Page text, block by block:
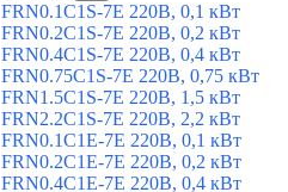
FRN0.1C1S-7E 220В, 0,1 кВт
FRN0.2C1S-7E 220В, 0,2 кВт
FRN0.4C1S-7E 220В, 0,4 кВт
FRN0.75C1S-7E 220В, 0,75 кВт
FRN1.5C1S-7E 220В, 1,5 кВт
FRN2.2C1S-7E 220В, 2,2 кВт
FRN0.1C1E-7E 220В, 0,1 кВт
FRN0.2C1E-7E 220В, 0,2 кВт
FRN0.4C1E-7E 220В, 0,4 кВт